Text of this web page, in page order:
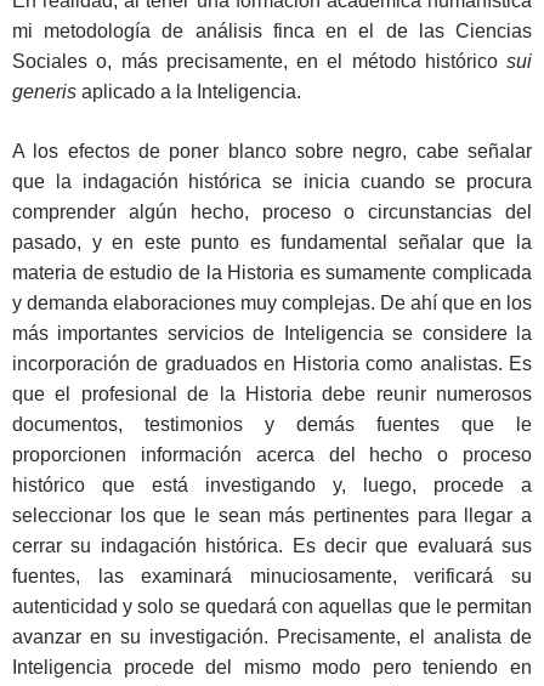
mi metodología de análisis finca en el de las Ciencias
Sociales o, más precisamente, en el método histórico sui
generis aplicado a la Inteligencia.
A los efectos de poner blanco sobre negro, cabe señalar
que la indagación histórica se inicia cuando se procura
comprender algún hecho, proceso o circunstancias del
pasado, y en este punto es fundamental señalar que la
materia de estudio de la Historia es sumamente complicada
y demanda elaboraciones muy complejas. De ahí que en los
más importantes servicios de Inteligencia se considere la
incorporación de graduados en Historia como analistas. Es
que el profesional de la Historia debe reunir numerosos
documentos, testimonios y demás fuentes que le
proporcionen información acerca del hecho o proceso
histórico que está investigando y, luego, procede a
seleccionar los que le sean más pertinentes para llegar a
cerrar su indagación histórica. Es decir que evaluará sus
fuentes, las examinará minuciosamente, verificará su
autenticidad y solo se quedará con aquellas que le permitan
avanzar en su investigación. Precisamente, el analista de
Inteligencia procede del mismo modo pero teniendo en